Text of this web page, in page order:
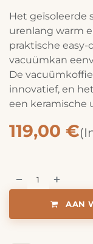
Het geïsoleerde
urenlang warm
praktische easy-
vacuümkan
De
innovatief, en
een keramische
119,00 €
AAN